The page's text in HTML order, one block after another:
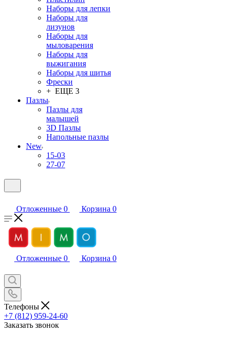
Наборы для лепки
Наборы для
лизунов
Наборы для
мыловарения
Наборы для
выжигания
Наборы для шитья
Фрески
+ ЕЩЕ 3
Пазлы
Пазлы для
малышей
3D Пазлы
Напольные пазлы
New
15-03
27-07
Отложенные 0 Корзина 0
Отложенные 0 Корзина 0
Телефоны
+7 (812) 959-24-60
Заказать звонок